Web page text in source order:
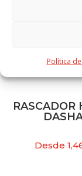
Política
RASCADOR
Desde